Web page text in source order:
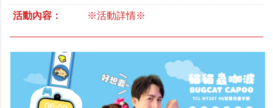
活動內容： ※活動詳情※